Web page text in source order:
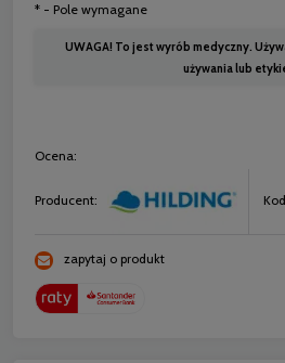
* - Pole wymagane
UWAGA! To jest wyrób medyczny.
używania lub
Ocena:
Producent:
zapytaj o produkt